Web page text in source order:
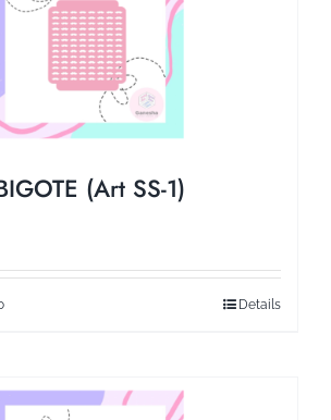
(Art SS-1)
Details